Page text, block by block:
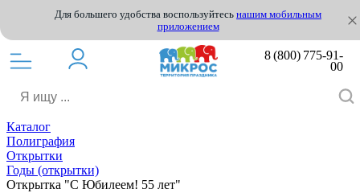
Для большего удобства воспользуйтесь нашим мобильным
приложением
8 (800) 775-91-
00
Каталог
Полиграфия
Открытки
Годы (открытки)
Открытка "С Юбилеем! 55 лет"